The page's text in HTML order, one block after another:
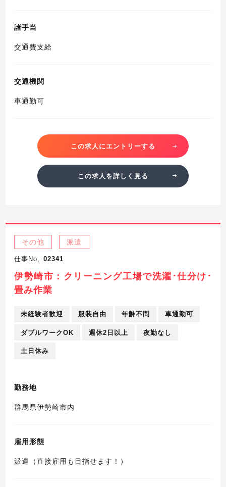
諸手当
交通費支給
交通機関
車通勤可
この求人にエントリーする
この求人を詳しく見る
その他 派遣
仕事No, 02341
伊勢崎市：クリーニング工場で洗濯･仕分け･
畳み作業
未経験者歓迎 服装自由 年齢不問 車通勤可
ダブルワークOK 週休2日以上 夜勤なし
土日休み
勤務地
群馬県伊勢崎市内
雇用形態
派遣（直接雇用も目指せます！）